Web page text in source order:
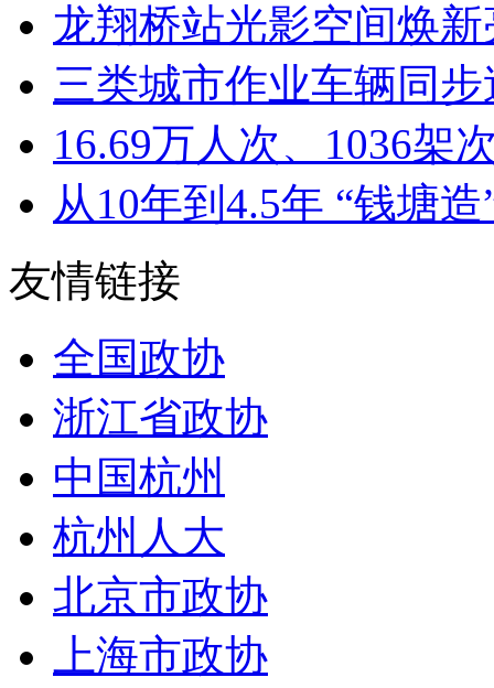
龙翔桥站光影空间焕
三类城市作业车辆同
16.69万人次、1036架
从10年到4.5年 “钱塘
友情链接
全国政协
浙江省政协
中国杭州
杭州人大
北京市政协
上海市政协